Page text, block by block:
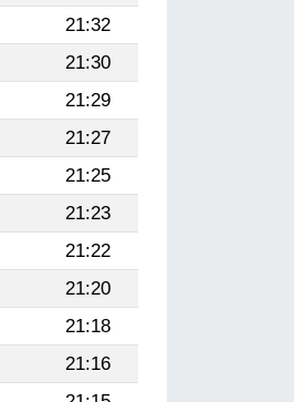
21:32
21:30
21:29
21:27
21:25
21:23
21:22
21:20
21:18
21:16